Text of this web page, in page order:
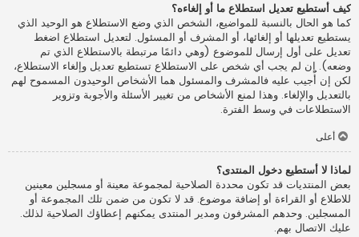
كيف أستطيع تعديل استطلاع ما أو إلغاءه؟
كما هو الحال بالنسبة للمواضيع، الشخص الذي وضع الاستطلاع هو الوحيد الذي
يستطيع تعديلها أو إلغائها، أو المشرف أو المسئول. لتعديل استطلاع اضغط
تعديل على أول إرسال للموضوع (وهي دائمًا مرتبطة بالاستطلاع الذي تم
وضعه). إن لم يجب أي شخص على الاستطلاع تستطيع تعديل وإلغاء الاستطلاع،
لكن إن أُجيب عليه فالمشرف والمسئول هما الأشخاص الوحيدون المسموح لهم
بالتعديل والإلغاء. وهذا لمنع الأشخاص من تغيير الأسئلة والأجوبة وتزوير
الاستطلاعات في وسط الفترة.
أعلى
لماذا لا أستطيع دخول المنتدى؟
بعض المنتديات قد تكون محددة الصلاحية لمجموعة معينة أو مسجلين معينين
للاطلاع أو القراءة أو إضافة موضوع. قد لا تكون من ضمن تلك المجموعة أو
المسجلين. وحدهم المشرفون ومدير المنتدى يمكنهم إعطاؤك الصلاحية لذلك.
عليك الاتصال بهم.